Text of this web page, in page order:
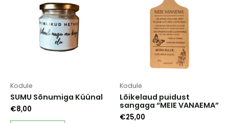
Kodule
SUMU Sõnumiga Küünal
€8,00
Kodule
Lõikelaud puidust
sangaga “MEIE VANAEMA”
€25,00